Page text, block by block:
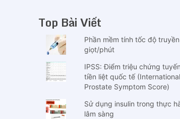
Top Bài Viết
Phần mềm tính tốc độ truyền
giọt/phút
IPSS: Điểm triệu chứng tuyến
tiền liệt quốc tế (International
Prostate Symptom Score)
Sử dụng insulin trong thực
lâm sàng